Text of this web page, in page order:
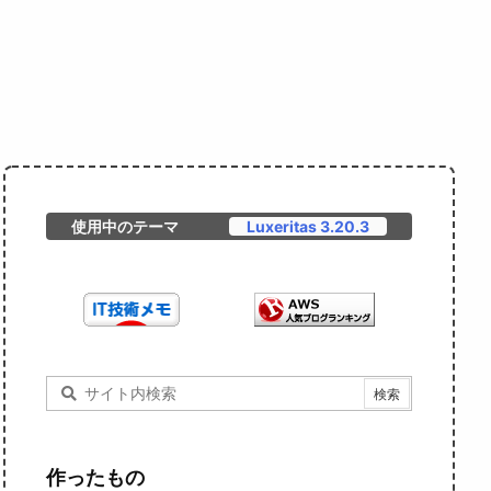
使用中のテーマ Luxeritas 3.20.3
作ったもの